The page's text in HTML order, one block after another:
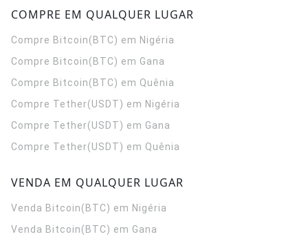
COMPRE EM QUALQUER LUGAR
Compre Bitcoin(BTC) em Nigéria
Compre Bitcoin(BTC) em Gana
Compre Bitcoin(BTC) em Quênia
Compre Tether(USDT) em Nigéria
Compre Tether(USDT) em Gana
Compre Tether(USDT) em Quênia
VENDA EM QUALQUER LUGAR
Venda Bitcoin(BTC) em Nigéria
Venda Bitcoin(BTC) em Gana